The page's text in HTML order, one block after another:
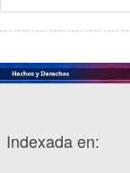
Indexada en: